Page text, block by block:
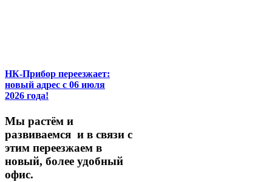
НК-Прибор переезжает:
новый адрес с 06 июля
2026 года!
Мы растём и
развиваемся и в связи с
этим переезжаем в
новый, более удобный
офис.